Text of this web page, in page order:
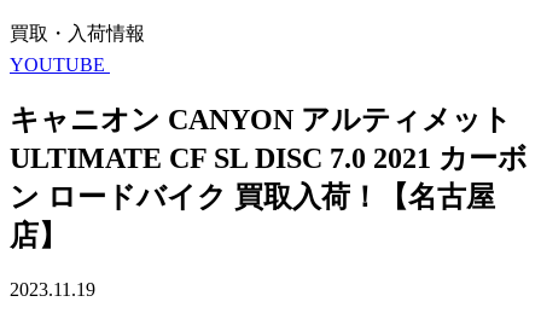
買取・入荷情報
YOUTUBE
キャニオン CANYON アルティメット
ULTIMATE CF SL DISC 7.0 2021 カーボ
ン ロードバイク 買取入荷！【名古屋
店】
2023.11.19